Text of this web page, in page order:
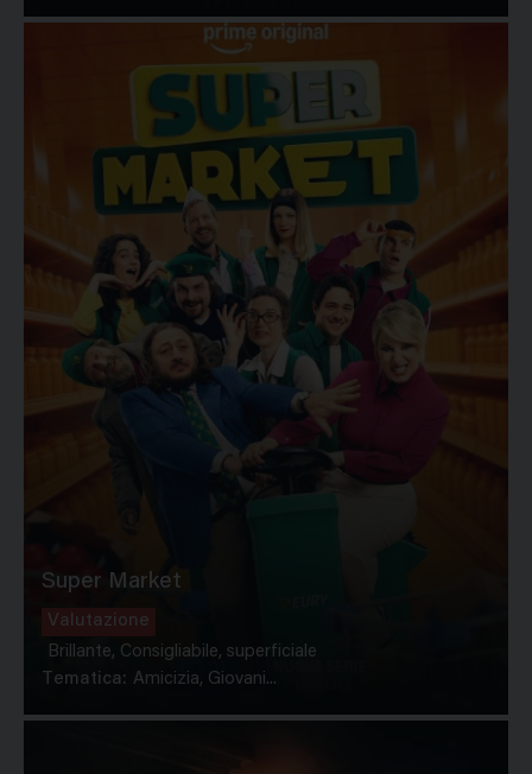
Super Market
Valutazione
Brillante, Consigliabile, superficiale
Tematica: Amicizia, Giovani...